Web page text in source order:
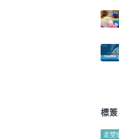
標簽
走塑